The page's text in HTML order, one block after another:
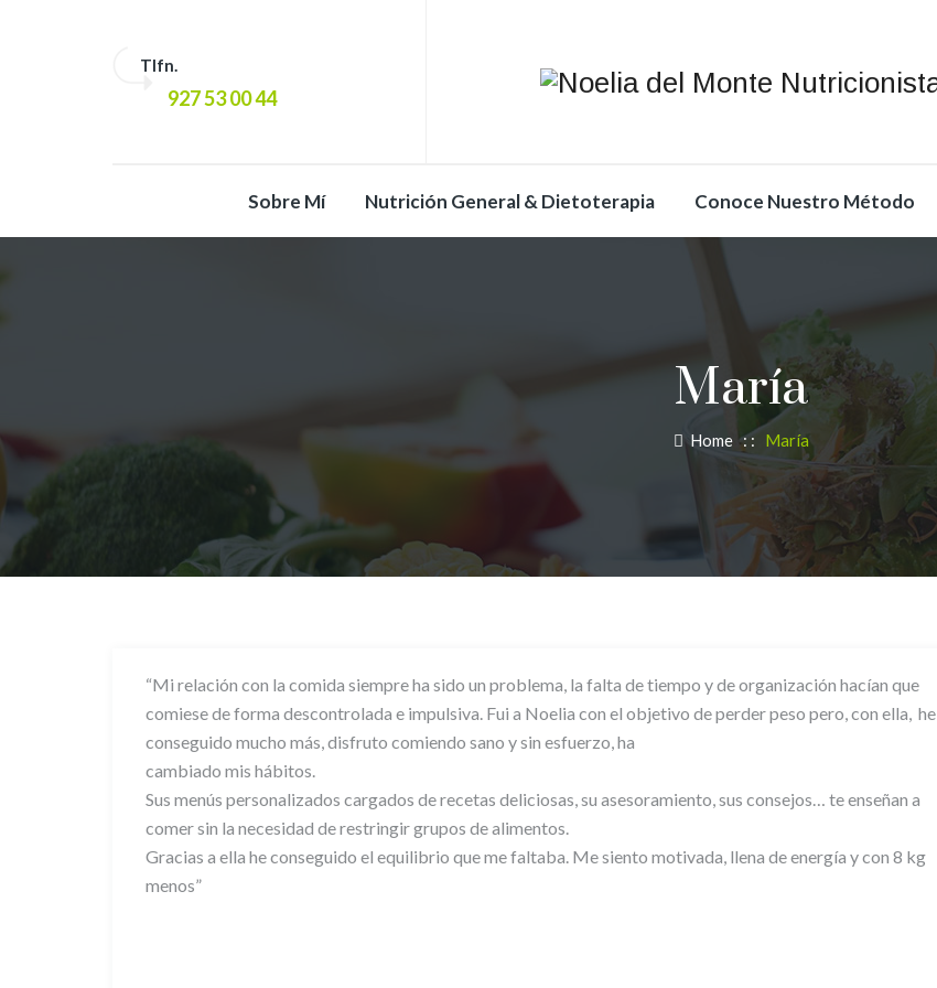
Tlfn.
927 53 00 44
Sobre Mí Nutrición General & Dietoterapia Conoce Nuestro Método
María
Home: : María
“Mi relación con la comida siempre ha sido un problema, la falta de tiempo y de organización hacían que
comiese de forma descontrolada e impulsiva. Fui a Noelia con el objetivo de perder peso pero, con ella, he
conseguido mucho más, disfruto comiendo sano y sin esfuerzo, ha
cambiado mis hábitos.
Sus menús personalizados cargados de recetas deliciosas, su asesoramiento, sus consejos… te enseñan a
comer sin la necesidad de restringir grupos de alimentos.
Gracias a ella he conseguido el equilibrio que me faltaba. Me siento motivada, llena de energía y con 8 kg
menos”